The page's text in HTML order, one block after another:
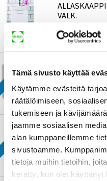
Tämä sivusto käyttää
Käytämme evästeitä
räätälöimiseen,
tukemiseen ja
jaamme sosiaalisen
alan kumppaneillemme
sivustoamme.
tietoja muihin tietoihin,
kerätty, kun olet käyttänyt
VALK.
358,39 €
0€ RAHTI!
Allaskaappi
valkoinen
248,88 €
0€ RAHTI! Allaskaappi
291,05 €